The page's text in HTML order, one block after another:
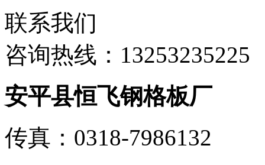
联系我们
咨询热线： 13253235225
安平县恒飞钢格板厂
传真：0318-7986132